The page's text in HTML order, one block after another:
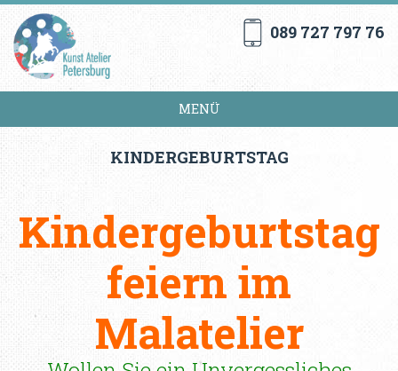
089 727 797 76
MENÜ
KINDERGEBURTSTAG
Kindergeburtstag
feiern im
Malatelier